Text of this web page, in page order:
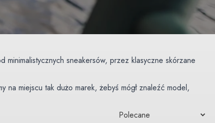
minimalistycznych sneakersów, przez klasyczne skórzane
na miejscu tak dużo marek, żebyś mógł znaleźć model,
Shoes, Vivobarefoot, Koel czy Magical Shoes. A jeśli wolisz